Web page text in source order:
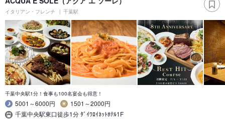
イタリアン・フレンチ 千葉駅
千葉中央駅1分！食事も100名宴会も得意！
5001～6000円
1501～2000円
千葉中央駅東口徒歩1分 ﾀﾞｲﾜﾛｲﾈｯﾄﾎﾃﾙ1F